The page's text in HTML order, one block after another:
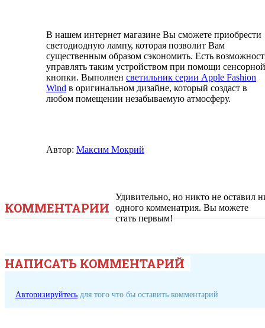
В нашем интернет магазине Вы сможете приобрести
светодиодную лампу, которая позволит Вам
существенным образом сэкономить. Есть
управлять таким устройством при помощи сенсорной
кнопки. Выполнен светильник серии Apple Fashion
Wind в оригинальном дизайне, который создаст в
любом помещении незабываемую атмосферу.
Автор: Максим Мокрий
КОММЕНТАРИИ
Удивительно, но никто не оставил
одного комменатрия. Вы можете
стать первым!
НАПИСАТЬ КОММЕНТАРИЙ
Авторизируйтесь для того что бы оставить комментарий